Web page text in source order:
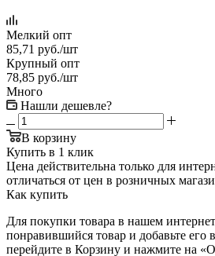
Мелкий опт
85,71 руб./шт
Крупный опт
78,85 руб./шт
Много
Нашли дешевле?
В корзину
Купить в 1 клик
Цена действительна только для
отличаться от цен в розничных
Как купить
Для покупки товара в нашем
понравившийся товар и добавьте его
перейдите в Корзину и нажмите на